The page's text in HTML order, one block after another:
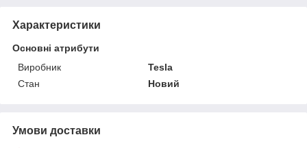
Характеристики
Основні атрибути
Виробник
Tesla
Стан
Новий
Умови доставки